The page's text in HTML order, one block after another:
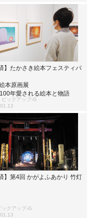
】たかさき絵本フェスティバ
本原画展
年愛される絵本と物語
ピックアップ-G
】第4回 かがよふあかり 竹灯
ックアップ-G